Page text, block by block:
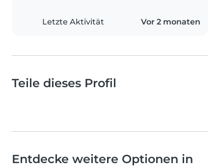
Letzte Aktivität Vor 2 monaten
Teile dieses Profil
Entdecke weitere Optionen in